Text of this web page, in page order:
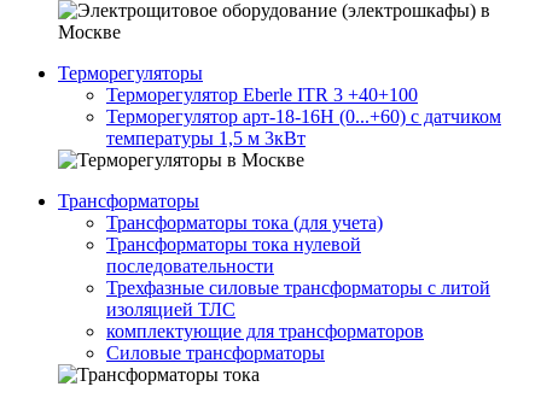
Терморегуляторы
Терморегулятор Eberle ITR 3 +40+100
Терморегулятор арт-18-16H (0...+60) с датчиком
температуры 1,5 м 3кВт
Трансформаторы
Трансформаторы тока (для учета)
Трансформаторы тока нулевой
последовательности
Трехфазные силовые трансформаторы с литой
изоляцией ТЛС
комплектующие для трансформаторов
Силовые трансформаторы